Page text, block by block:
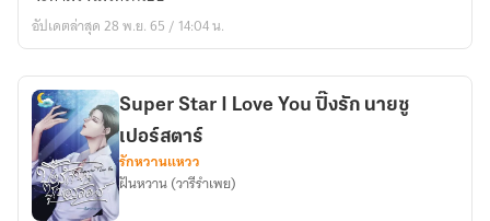
หัวใจ
ไฟ
อัปเดตล่าสุด 28 พ.ย. 65 / 14:04 น.
Super Star I Love You ปิ๊งรัก นายซู
เปอร์สตาร์
รักหวานแหวว
ฝันหวาน (วารีรำเพย)